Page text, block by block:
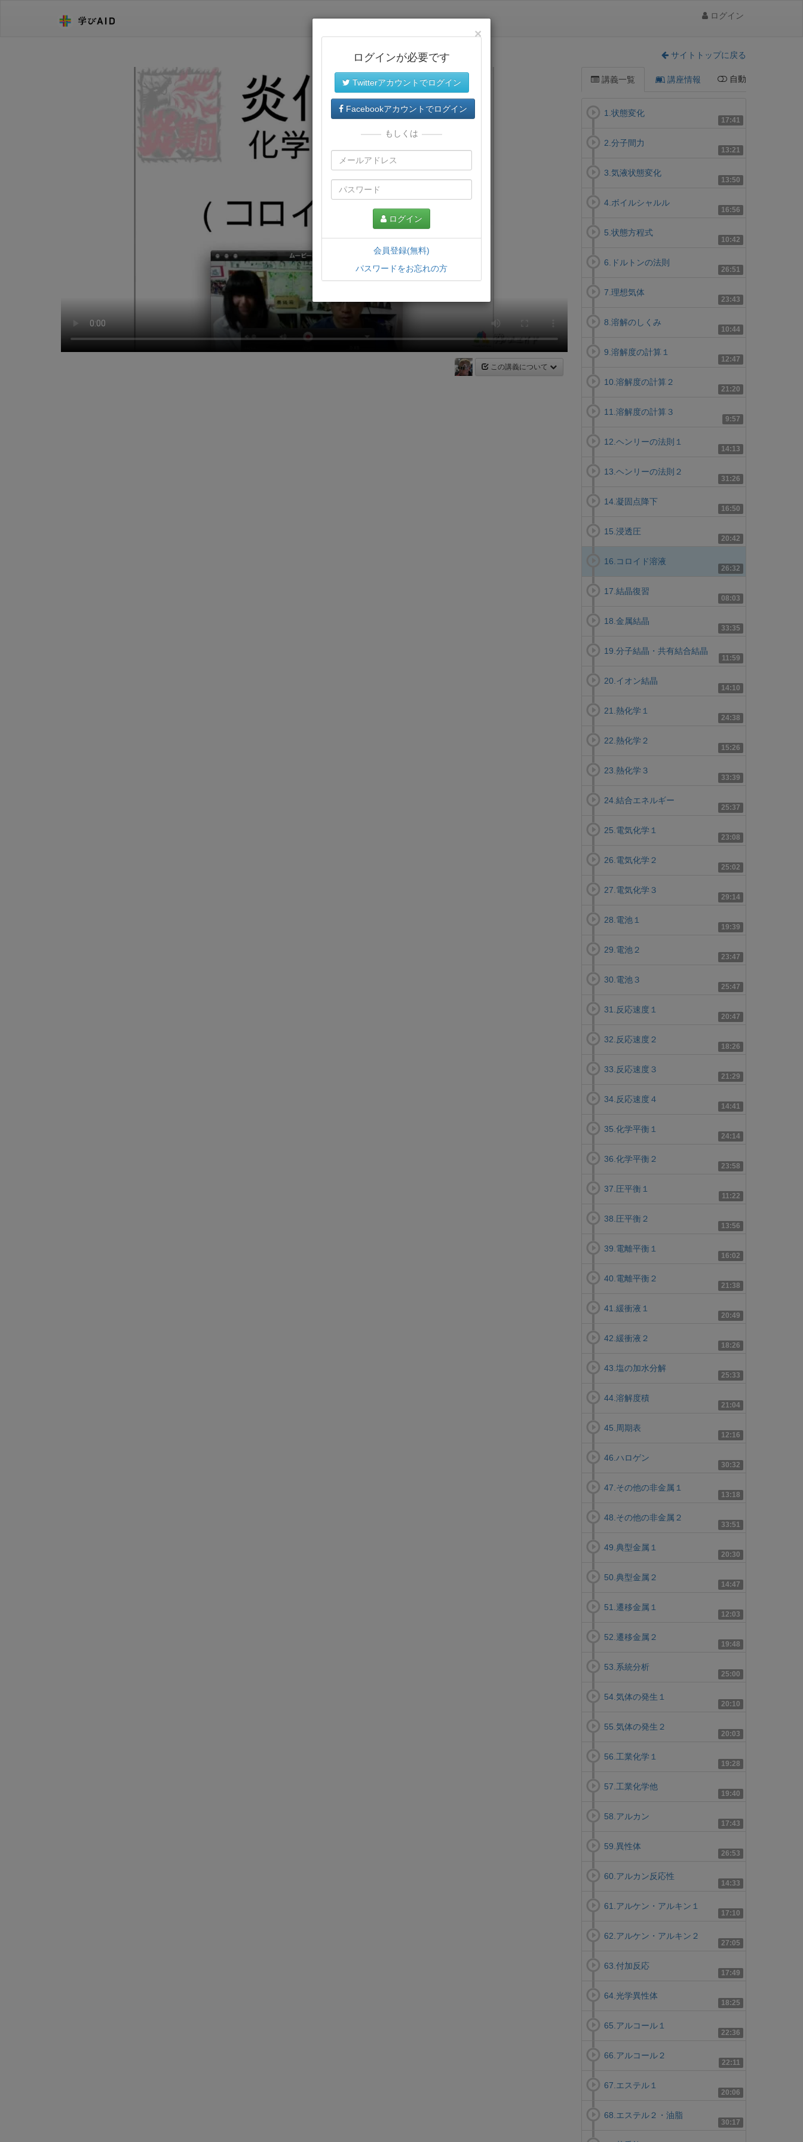
ログイン
サイトトップに戻る
この講義について
講義一覧 講座情報 自動
17:41
1.状態変化
13:21
2.分子間力
13:50
3.気液状態変化
16:56
4.ボイルシャルル
10:42
5.状態方程式
26:51
6.ドルトンの法則
23:43
7.理想気体
10:44
8.溶解のしくみ
12:47
9.溶解度の計算１
21:20
10.溶解度の計算２
9:57
11.溶解度の計算３
14:13
12.ヘンリーの法則１
31:26
13.ヘンリーの法則２
16:50
14.凝固点降下
20:42
15.浸透圧
26:32
16.コロイド溶液
08:03
17.結晶復習
33:35
18.金属結晶
11:59
19.分子結晶・共有結合結晶
14:10
20.イオン結晶
24:38
21.熱化学１
15:26
22.熱化学２
33:39
23.熱化学３
25:37
24.結合エネルギー
23:08
25.電気化学１
25:02
26.電気化学２
29:14
27.電気化学３
19:39
28.電池１
23:47
29.電池２
25:47
30.電池３
20:47
31.反応速度１
18:26
32.反応速度２
21:29
33.反応速度３
14:41
34.反応速度４
24:14
35.化学平衡１
23:58
36.化学平衡２
11:22
37.圧平衡１
13:56
38.圧平衡２
16:02
39.電離平衡１
21:38
40.電離平衡２
20:49
41.緩衝液１
18:26
42.緩衝液２
25:33
43.塩の加水分解
21:04
44.溶解度積
12:16
45.周期表
30:32
46.ハロゲン
13:18
47.その他の非金属１
33:51
48.その他の非金属２
20:30
49.典型金属１
14:47
50.典型金属２
12:03
51.遷移金属１
19:48
52.遷移金属２
25:00
53.系統分析
20:10
54.気体の発生１
20:03
55.気体の発生２
19:28
56.工業化学１
19:40
57.工業化学他
17:43
58.アルカン
26:53
59.異性体
14:33
60.アルカン反応性
17:10
61.アルケン・アルキン１
27:05
62.アルケン・アルキン２
17:49
63.付加反応
18:25
64.光学異性体
22:36
65.アルコール１
22:11
66.アルコール２
20:06
67.エステル１
30:17
68.エステル２・油脂
×
ログインが必要です
Twitterアカウントでログイン
Facebookアカウントでログイン
もしくは
ログイン
会員登録(無料)
パスワードをお忘れの方